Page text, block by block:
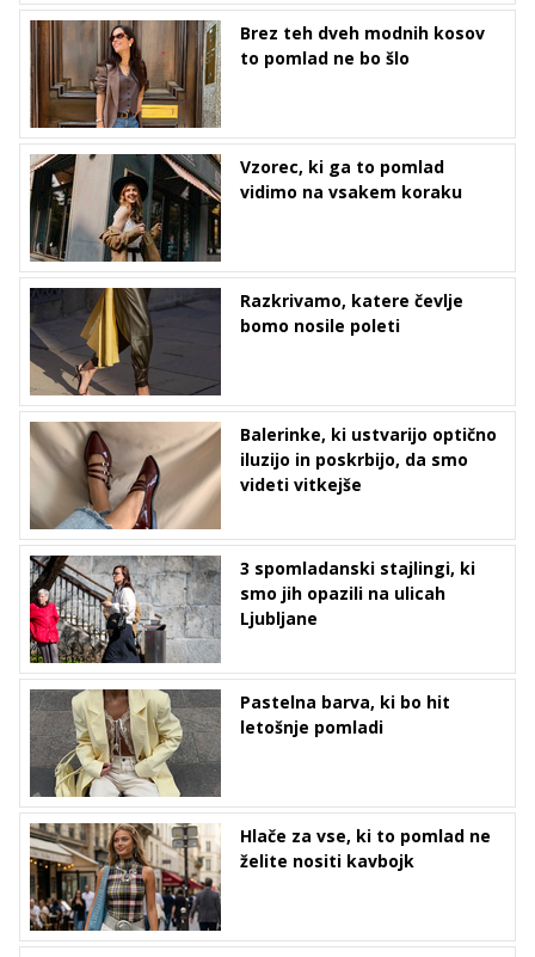
Brez teh dveh modnih kosov
to pomlad ne bo šlo
Vzorec, ki ga to pomlad
vidimo na vsakem koraku
Razkrivamo, katere čevlje
bomo nosile poleti
Balerinke, ki ustvarijo optično
iluzijo in poskrbijo, da smo
videti vitkejše
3 spomladanski stajlingi, ki
smo jih opazili na ulicah
Ljubljane
Pastelna barva, ki bo hit
letošnje pomladi
Hlače za vse, ki to pomlad ne
želite nositi kavbojk